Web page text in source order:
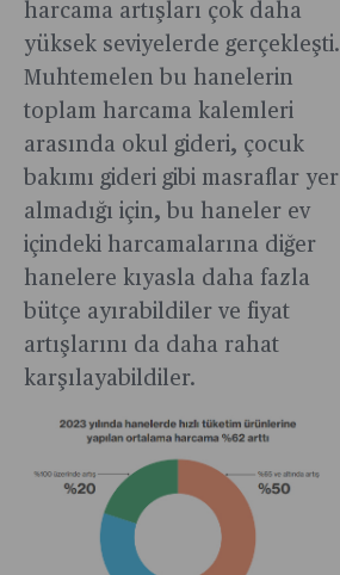
harcama artışları çok daha
yüksek seviyelerde gerçekleşti.
Muhtemelen bu hanelerin
toplam harcama kalemleri
arasında okul gideri, çocuk
bakımı gideri gibi masraflar yer
almadığı için, bu haneler ev
içindeki harcamalarına diğer
hanelere kıyasla daha fazla
bütçe ayırabildiler ve fiyat
artışlarını da daha rahat
karşılayabildiler.